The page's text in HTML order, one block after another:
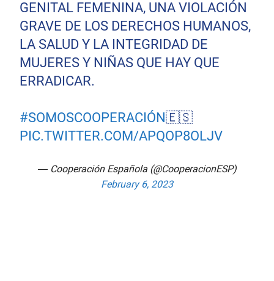
GENITAL FEMENINA, UNA VIOLACIÓN
GRAVE DE LOS DERECHOS HUMANOS,
LA SALUD Y LA INTEGRIDAD DE
MUJERES Y NIÑAS QUE HAY QUE
ERRADICAR.
#SOMOSCOOPERACIÓN🇪🇸
PIC.TWITTER.COM/APQOP8OLJV
— Cooperación Española (@CooperacionESP)
February 6, 2023